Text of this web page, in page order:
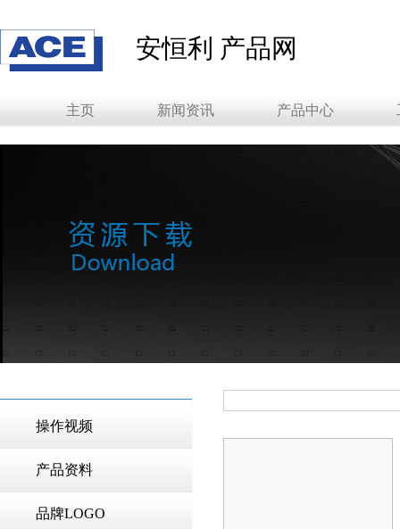
安恒利 产品网
主页 新闻资讯 产品中心
操作视频
产品资料
品牌LOGO